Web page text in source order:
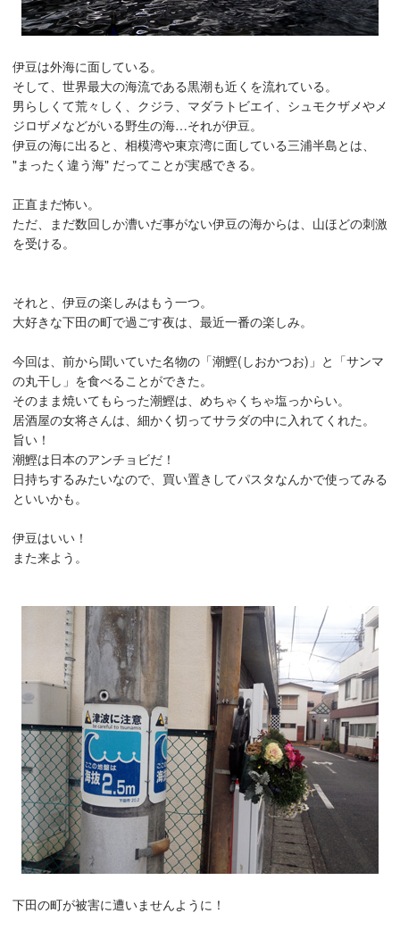
伊豆は外海に面している。
そして、世界最大の海流である黒潮も近くを流れている。
男らしくて荒々しく、クジラ、マダラトビエイ、シュモクザメやメ
ジロザメなどがいる野生の海…それが伊豆。
伊豆の海に出ると、相模湾や東京湾に面している三浦半島とは、
"まったく違う海" だってことが実感できる。
正直まだ怖い。
ただ、まだ数回しか漕いだ事がない伊豆の海からは、山ほどの刺激
を受ける。
それと、伊豆の楽しみはもう一つ。
大好きな下田の町で過ごす夜は、最近一番の楽しみ。
今回は、前から聞いていた名物の「潮鰹(しおかつお)」と「サンマ
の丸干し」を食べることができた。
そのまま焼いてもらった潮鰹は、めちゃくちゃ塩っからい。
居酒屋の女将さんは、細かく切ってサラダの中に入れてくれた。
旨い！
潮鰹は日本のアンチョビだ！
日持ちするみたいなので、買い置きしてパスタなんかで使ってみる
といいかも。
伊豆はいい！
また来よう。
下田の町が被害に遭いませんように！